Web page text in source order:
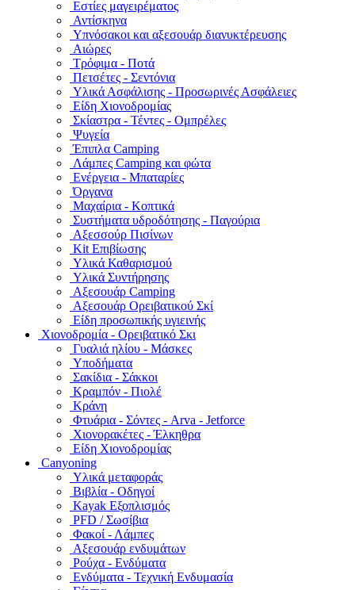
Εστίες μαγειρέματος
Αντίσκηνα
Υπνόσακοι και αξεσουάρ διανυκτέρευσης
Αιώρες
Τρόφιμα - Ποτά
Πετσέτες - Σεντόνια
Υλικά Ασφάλισης - Προσωρινές Ασφάλειες
Είδη Χιονοδρομίας
Σκίαστρα - Τέντες - Ομπρέλες
Ψυγεία
Έπιπλα Camping
Λάμπες Camping και φώτα
Ενέργεια - Μπαταρίες
Όργανα
Μαχαίρια - Κοπτικά
Συστήματα υδροδότησης - Παγούρια
Αξεσσούρ Πισίνων
Kit Επιβίωσης
Υλικά Καθαρισμού
Υλικά Συντήρησης
Αξεσουάρ Camping
Αξεσουάρ Ορειβατικού Σκί
Είδη προσωπικής υγιεινής
Χιονοδρομία - Ορειβατικό Σκι
Γυαλιά ηλίου - Μάσκες
Υποδήματα
Σακίδια - Σάκκοι
Κραμπόν - Πιολέ
Κράνη
Φτυάρια - Σόντες - Arva - Jetforce
Χιονορακέτες - Έλκηθρα
Είδη Χιονοδρομίας
Canyoning
Υλικά μεταφοράς
Βιβλία - Οδηγοί
Kayak Εξοπλισμός
PFD / Σωσίβια
Φακοί - Λάμπες
Αξεσουάρ ενδυμάτων
Ρούχα - Ενδύματα
Ενδύματα - Τεχνική Ενδυμασία